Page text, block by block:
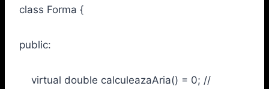
class Forma {
public:
virtual double calculeazaAria() = 0; //